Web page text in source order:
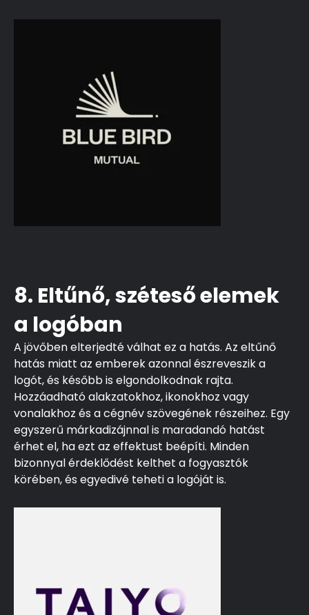
8. Eltűnő, széteső elemek
a logóban
A jövőben elterjedté válhat ez a hatás. Az eltűnő
hatás miatt az emberek azonnal észreveszik a
logót, és később is elgondolkodnak rajta.
Hozzáadható alakzatokhoz, ikonokhoz vagy
vonalakhoz és a cégnév szövegének részeihez. Egy
egyszerű márkadizájnnal is maradandó hatást
érhet el, ha ezt az effektust beépíti. Minden
bizonnyal érdeklődést kelthet a fogyasztók
körében, és egyedivé teheti a logóját is.